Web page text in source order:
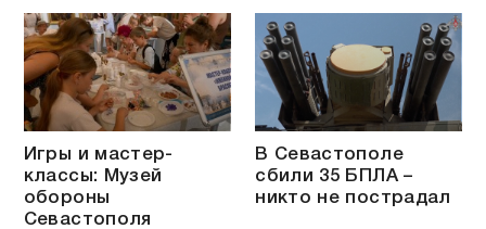
Игры и мастер-
классы: Музей
обороны
Севастополя
В Севастополе
сбили 35 БПЛА –
никто не пострадал